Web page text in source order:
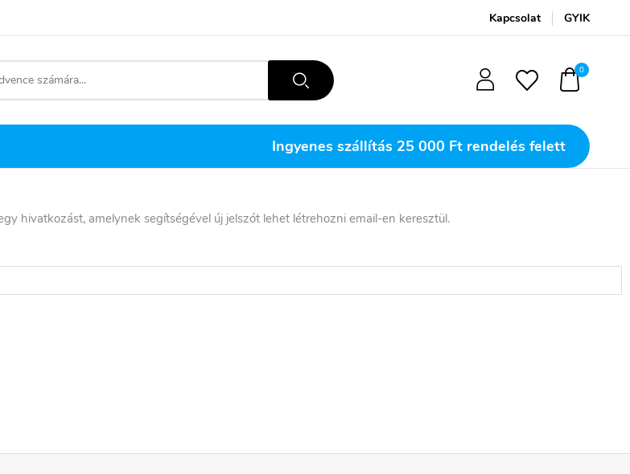
Kapcsolat GYIK
0
Ingyenes szállítás 25 000 Ft rendelés felett
hivatkozást, amelynek segítségével új jelszót lehet létrehozni email-en keresztül.